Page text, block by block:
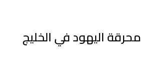
اليهود في الخليج